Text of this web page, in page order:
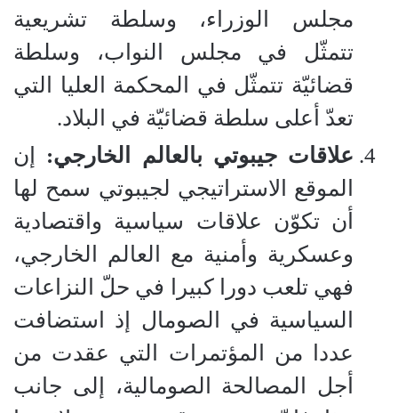
مجلس الوزراء، وسلطة تشريعية
تتمثّل في مجلس النواب، وسلطة
قضائيّة تتمثّل في المحكمة العليا التي
تعدّ أعلى سلطة قضائيّة في البلاد.
علاقات جيبوتي بالعالم الخارجي: إن
الموقع الاستراتيجي لجيبوتي سمح لها
أن تكوّن علاقات سياسية واقتصادية
وعسكرية وأمنية مع العالم الخارجي،
فهي تلعب دورا كبيرا في حلّ النزاعات
السياسية في الصومال إذ استضافت
عددا من المؤتمرات التي عقدت من
أجل المصالحة الصومالية، إلى جانب